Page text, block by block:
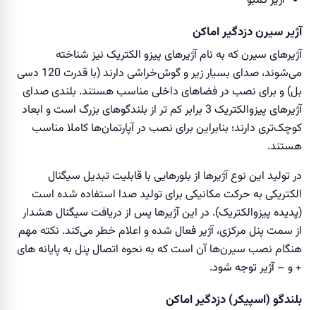
آژیر سیرن دزدگیر اماکن
آژیر‌های سیرن که به نام آژیر‌های پیزو الکتریک نیز شناخته
می‌شوند، صدای بسیار زیر و گوش‌‌خراشی دارند (با قدرت 120 دسی
بل) و برای نصب در فضا‌های داخلی مناسب هستند. بلندی صدای
آژیر‌های پیزوالکتریک 3 برابر کم تر از بلندگو‌های بزرگ است و ابعاد
کوچک‌تری دارند؛ بنابراین برای نصب در آپارتمان‌ها کاملا مناسب
هستند.
در تولید این نوع آژیر‌ها از بلور‌هایی با قابلیت تبدیل سیگنال
الکتریکی به حرکت مکانیکی برای تولید صدا استفاده شده است
(پدیده پیزوالکتریک). در این آژیرها پس از دریافت سیگنال هشدار
از سمت پنل مرکزی، آژیر فعال شده و اعلام خطر می‌کند. نکته مهم
هنگام نصب سیرن‌ها آن است که به نحوه اتصال پنل به پایانه های
+ و – آژیر توجه شود.
بلندگو (اسپیکر) دزدگیر اماکن